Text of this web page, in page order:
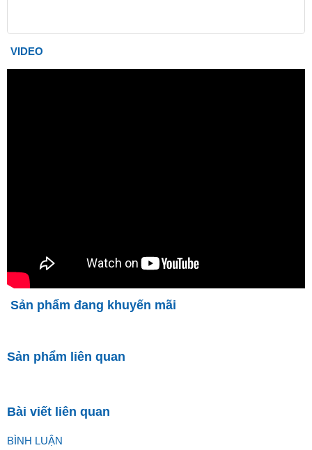
VIDEO
Sản phẩm đang khuyến mãi
Sản phẩm liên quan
Bài viết liên quan
BÌNH LUẬN